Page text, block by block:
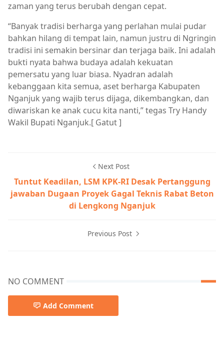
zaman yang terus berubah dengan cepat.
“Banyak tradisi berharga yang perlahan mulai pudar
bahkan hilang di tempat lain, namun justru di Ngringin
tradisi ini semakin bersinar dan terjaga baik. Ini adalah
bukti nyata bahwa budaya adalah kekuatan
pemersatu yang luar biasa. Nyadran adalah
kebanggaan kita semua, aset berharga Kabupaten
Nganjuk yang wajib terus dijaga, dikembangkan, dan
diwariskan ke anak cucu kita nanti,” tegas Try Handy
Wakil Bupati Nganjuk.[ Gatut ]
Next Post
Tuntut Keadilan, LSM KPK-RI Desak Pertanggung
jawaban Dugaan Proyek Gagal Teknis Rabat Beton
di Lengkong Nganjuk
Previous Post
NO COMMENT
Add Comment